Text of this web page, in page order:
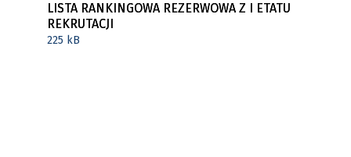
LISTA RANKINGOWA REZERWOWA Z I ETATU
REKRUTACJI
225 kB